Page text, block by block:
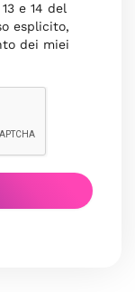
e 14 del
esplicito,
dei miei